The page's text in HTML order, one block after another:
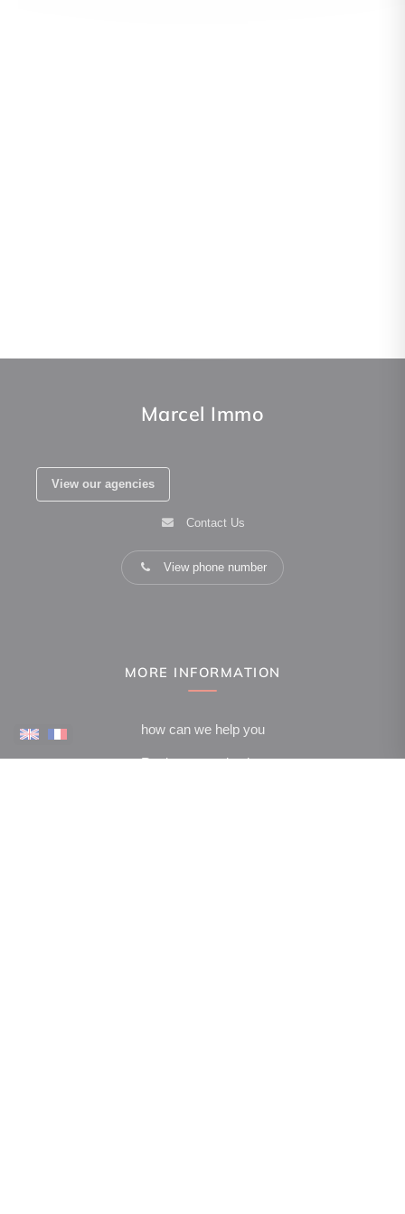
Marcel Immo
View our agencies
Contact Us
View phone number
MORE INFORMATION
how can we help you
Real estate valuation